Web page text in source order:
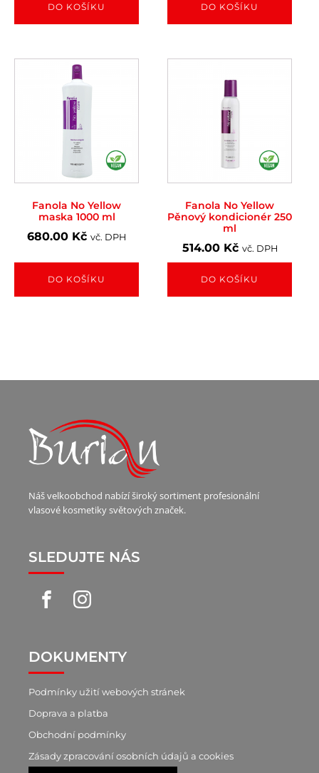
DO KOŠÍKU DO KOŠÍKU
Fanola No Yellow
maska 1000 ml
680.00 Kč vč. DPH
DO KOŠÍKU
Fanola No Yellow
Pěnový kondicionér 250
ml
514.00 Kč vč. DPH
DO KOŠÍKU
Náš velkoobchod nabízí široký sortiment profesionální
vlasové kosmetiky světových značek.
SLEDUJTE NÁS
DOKUMENTY
Podmínky užití webových stránek
Doprava a platba
Obchodní podmínky
Zásady zpracování osobních údajů a cookies